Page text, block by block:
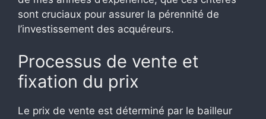
sont cruciaux pour assurer la pérennité de
l’investissement des acquéreurs.
Processus de vente et
fixation du prix
Le prix de vente est déterminé par le bailleur